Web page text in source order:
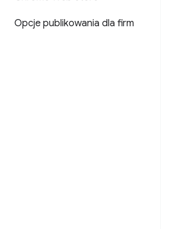
Opcje publikowania dla firm